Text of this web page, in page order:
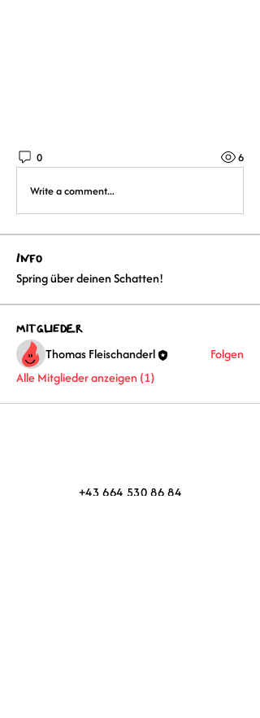
0 6
Write a comment...
Info
Spring über deinen Schatten!
Mitglieder
Thomas Fleischanderl
Folgen
Alle Mitglieder anzeigen (1)
+43 664 530 86 84